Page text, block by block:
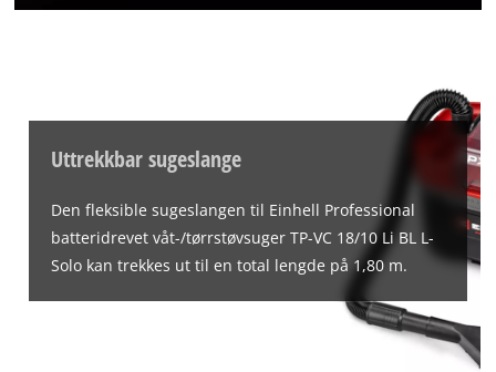
Uttrekkbar sugeslange
Den fleksible sugeslangen til Einhell Professional
batteridrevet våt-/tørrstøvsuger TP-VC 18/10 Li BL L-
Solo kan trekkes ut til en total lengde på 1,80 m.